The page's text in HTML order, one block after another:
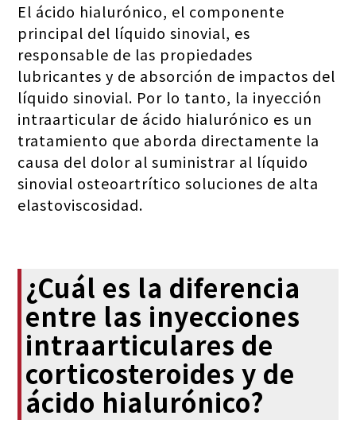
El ácido hialurónico, el componente
principal del líquido sinovial, es
responsable de las propiedades
lubricantes y de absorción de impactos del
líquido sinovial. Por lo tanto, la inyección
intraarticular de ácido hialurónico es un
tratamiento que aborda directamente la
causa del dolor al suministrar al líquido
sinovial osteoartrítico soluciones de alta
elastoviscosidad.
¿Cuál es la diferencia
entre las inyecciones
intraarticulares de
corticosteroides y de
ácido hialurónico?